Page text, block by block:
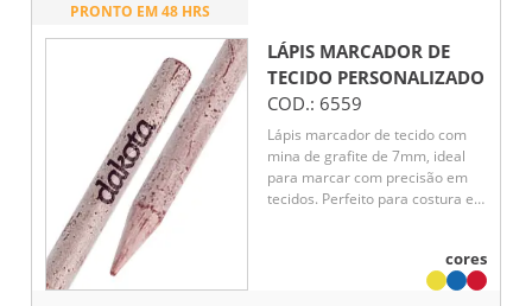
PRONTO EM 48 HRS
LÁPIS MARCADOR DE
TECIDO PERSONALIZADO
COD.: 6559
Lápis marcador de tecido com
mina de grafite de 7mm, ideal
para marcar com precisão em
tecidos. Perfeito para costura e
cores